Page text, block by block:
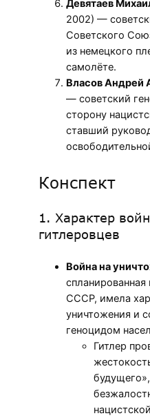
Девятаев
2002) —
Советского
из немецкого
самолёте.
Власов Андрей
— советский
сторону
ставший
Конспект
1. Характер
гитлеровцев
Война на
СССР, имела
уничтожения и
геноцидом
Гитлер